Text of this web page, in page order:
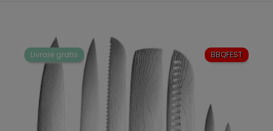
BBQFEST
Livrare gratis